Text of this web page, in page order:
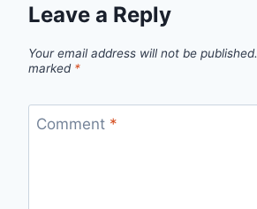
Leave a Reply
Your email address will not be published.
marked *
Comment *